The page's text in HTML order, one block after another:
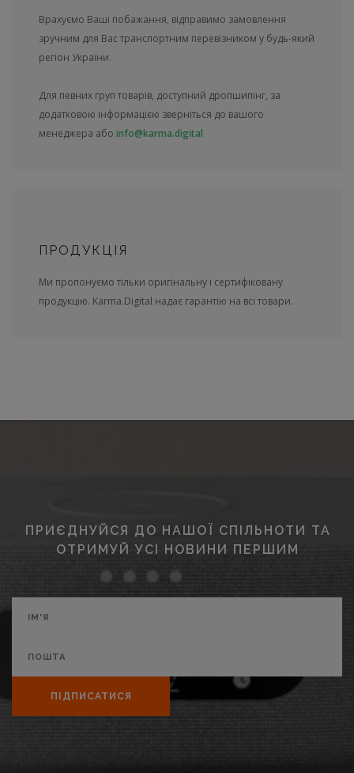
Врахуємо Ваші побажання, відправимо замовлення
зручним для Вас транспортним перевізником у будь-який
регіон України.
Для певних груп товарів, доступний дропшипінг, за
додатковою інформацією зверніться до вашого
менеджера або info@karma.digital
ПРОДУКЦІЯ
Ми пропонуємо тільки оригінальну і сертифіковану
продукцію. Karma.Digital надає гарантію на всі товари.
ПРИЄДНУЙСЯ ДО НАШОЇ СПІЛЬНОТИ ТА
ОТРИМУЙ УСІ НОВИНИ ПЕРШИМ
ПІДПИСАТИСЯ